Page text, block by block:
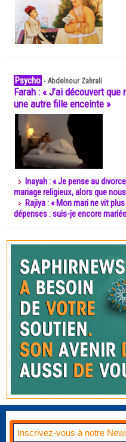
Psycho -Abdelnour Zahrali
Farah : « J’ai découvert
une autre fille enceinte »
Inayah : « Je pense au
mariage religieux, alors que
Rajiya : « Mon mari ne vit
dépenses : suis-je encore